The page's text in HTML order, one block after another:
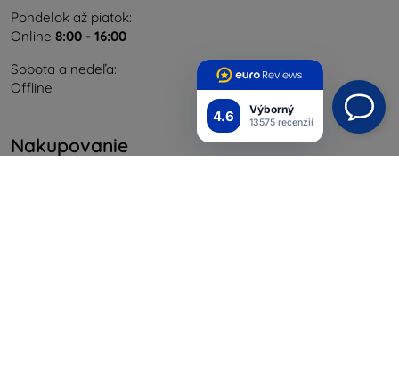
4.6 Výborný
13575 recenzií
Pondelok až piatok:
Online 8:00 - 16:00
Sobota a nedeľa:
Offline
Nakupovanie